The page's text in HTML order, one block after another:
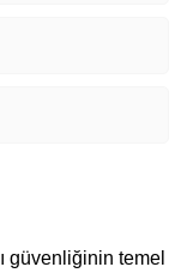
güvenliğinin temel